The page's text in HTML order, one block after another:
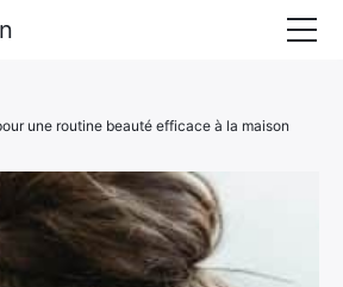
une routine beauté efficace à la maison